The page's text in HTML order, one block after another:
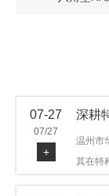
07-27
07/27
+
深耕
温州市
其在特